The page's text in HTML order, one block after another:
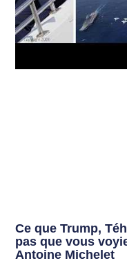
Ce que Trump,
pas que vous
Antoine Michelet